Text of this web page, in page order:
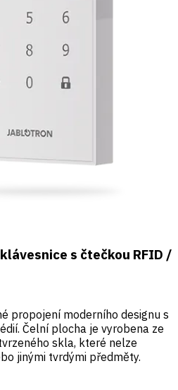
s čtečkou RFID /
propojení moderního designu s
Čelní plocha je vyrobena ze
skla, které nelze
jinými tvrdými předměty.